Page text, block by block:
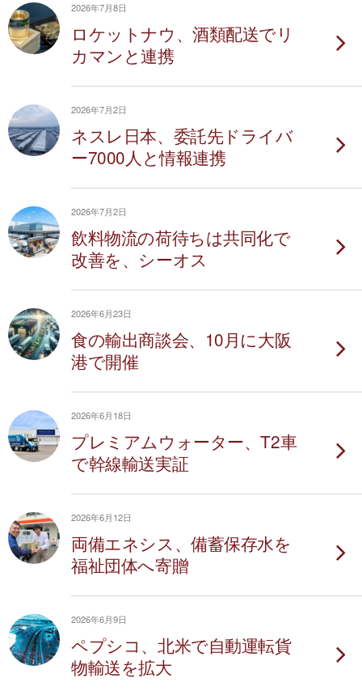
2026年7月8日
ロケットナウ、酒類配送でリ
カマンと連携
2026年7月2日
ネスレ日本、委託先ドライバ
ー7000人と情報連携
2026年7月2日
飲料物流の荷待ちは共同化で
改善を、シーオス
2026年6月23日
食の輸出商談会、10月に大阪
港で開催
2026年6月18日
プレミアムウォーター、T2車
で幹線輸送実証
2026年6月12日
両備エネシス、備蓄保存水を
福祉団体へ寄贈
2026年6月9日
ペプシコ、北米で自動運転貨
物輸送を拡大